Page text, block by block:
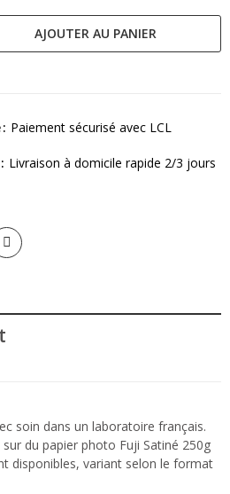
AJOUTER AU PANIER
Paiement sécurisé avec LCL
Livraison à domicile rapide 2/3 jours
soin dans un laboratoire français.
du papier photo Fuji Satiné 250g
disponibles, variant selon le format